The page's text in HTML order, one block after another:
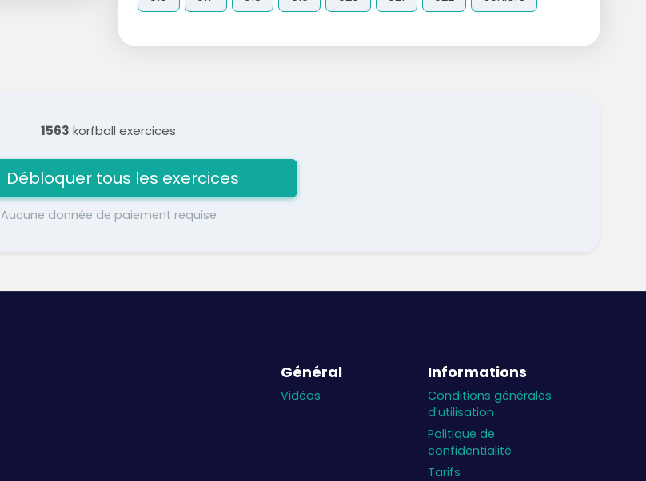
1563 korfball exercices
Débloquer tous les exercices
Aucune donnée de paiement requise
Général
Vidéos
Informations
Conditions générales
d'utilisation
Politique de
confidentialité
Tarifs